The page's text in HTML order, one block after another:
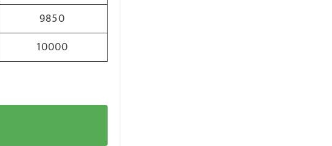
9850
10000